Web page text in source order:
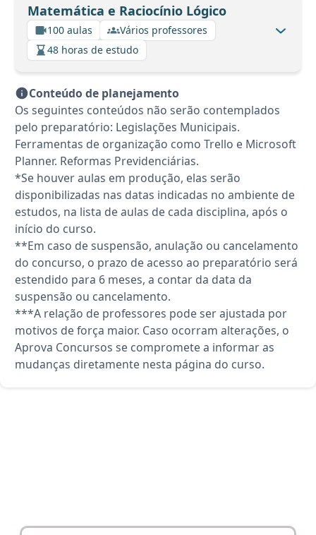
Matemática e Raciocínio Lógico
100 aulas
Vários professores
48 horas de estudo
Conteúdo de planejamento
Os seguintes conteúdos não serão contemplados
pelo preparatório: Legislações Municipais.
Ferramentas de organização como Trello e Microsoft
Planner. Reformas Previdenciárias.
*Se houver aulas em produção, elas serão
disponibilizadas nas datas indicadas no ambiente de
estudos, na lista de aulas de cada disciplina, após o
início do curso.
**Em caso de suspensão, anulação ou cancelamento
do concurso, o prazo de acesso ao preparatório será
estendido para 6 meses, a contar da data da
suspensão ou cancelamento.
***A relação de professores pode ser ajustada por
motivos de força maior. Caso ocorram alterações, o
Aprova Concursos se compromete a informar as
mudanças diretamente nesta página do curso.